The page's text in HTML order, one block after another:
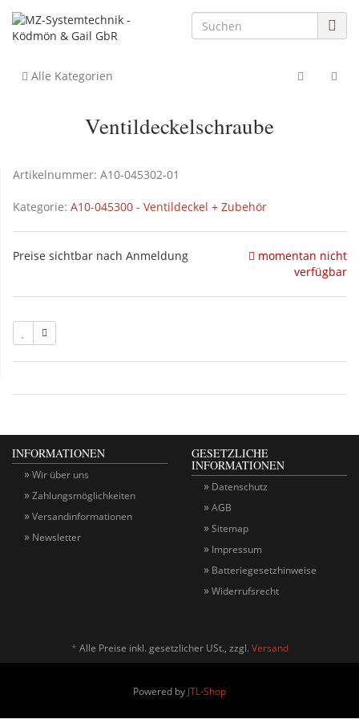
Alle Kategorien
Ventildeckelschraube
Artikelnummer: A10-045302-01
Kategorie: A10-045300 - Ventildeckel + Zubehör
Preise sichtbar nach Anmeldung
momentan nicht
verfügbar
INFORMATIONEN
Wir über uns
Zahlungsmöglichkeiten
Versandinformationen
Newsletter
GESETZLICHE
INFORMATIONEN
Datenschutz
AGB
Sitemap
Impressum
Batteriegesetzhinweise
Widerrufsrecht
* Alle Preise inkl. gesetzlicher USt., zzgl. Versand
Powered by JTL-Shop